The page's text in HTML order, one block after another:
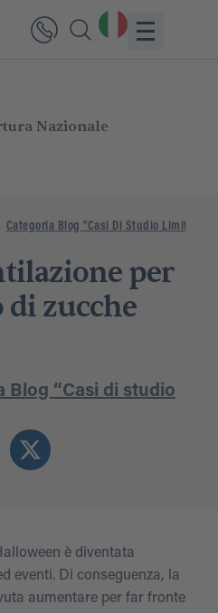
Consegna
Categoria Blog "Casi Di Studio Limitati"
per
di zucche
Blog “Casi di studio
è diventata
eventi. Di conseguenza, la
aumentare per far fronte